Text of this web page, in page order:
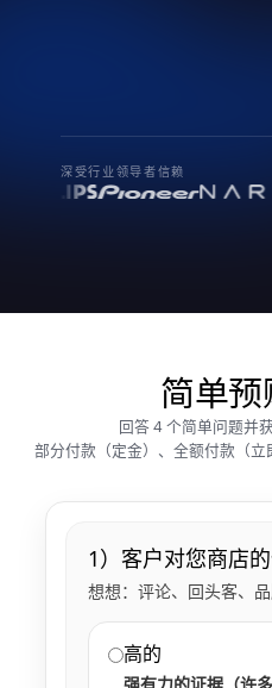
深受行业领导者信赖
简单预
回答 4 个简单问题并
部分付款（定金）、全额付款（立
1）客户对您商店
想想：评论、回头客、品
高的